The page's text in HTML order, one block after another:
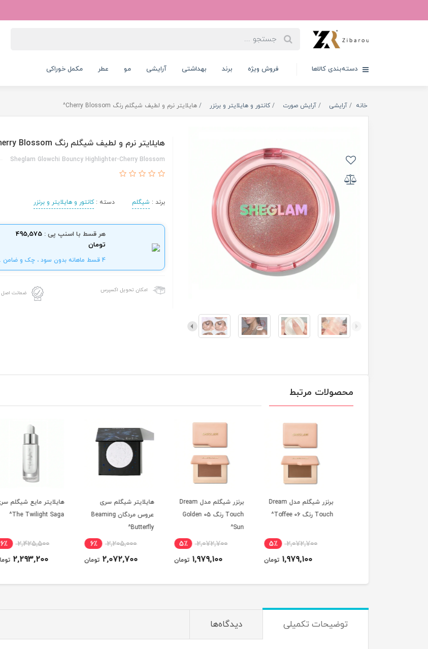
دسته‌بندی کالاها فروش ویژه برند بهداشتی آرایشی مو عطر مکمل خوراکی
خانه آرایشی آرایش صورت کانتور و هایلایتر و برنزر هایلایتر نرم و لطیف شیگلم رنگ Cherry Blossom^
هایلایتر نرم و لطیف شیگلم رنگ Cherry Blossom^
Sheglam Glowchi Bouncy Highlighter-Cherry Blossom
برند : شیگلم دسته :کانتور و هایلایتر و برنزر
هر قسط با اسنپ پی : 495,575
تومان
4 قسط ماهانه بدون سود ، چک و ضامن .
امکان تحویل اکسپرس ضمانت اصل
محصولات مرتبط
برنزر شیگلم مدل Dream
Touch رنگ 06 Toffee^
2,072,700 5٪
1,979,100 تومان
برنزر شیگلم مدل Dream
Touch رنگ 05 Golden
2,072,700 5٪
1,979,100 تومان
هایلایتر شیگلم سری
عروس مردگان Beaming
Butterfly^
2,205,000 6٪
2,072,700 تومان
هایلایتر مایع شیگلم سری
The Twilight Saga^
2,425,500 6٪
2,293,200 تومان
توضیحات تکمیلی دیدگاه‌ها